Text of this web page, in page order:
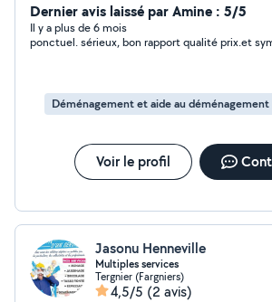
perfectionniste je suis à l'écoute de
Dernier avis laissé par Amine : 5/5
Il y a plus de 6 mois
ponctuel. sérieux, bon rapport qualité
Déménagement et aide au déménagement
Voir le profil
Jasonu Henneville
Multiples services
Tergnier (Fargniers)
4,5/5 (2 avis)